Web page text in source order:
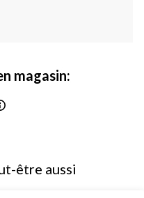
magasin:
être aussi